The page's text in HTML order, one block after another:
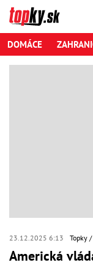
DOMÁCE
23.12.2025 6:13 Topky
Americká